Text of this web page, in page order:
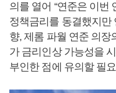
의를 열어 “연준은 이번
정책금리를 동결했지만
향, 제롬 파월 연준 의장
가 금리인상 가능성을
부인한 점에 유의할 필